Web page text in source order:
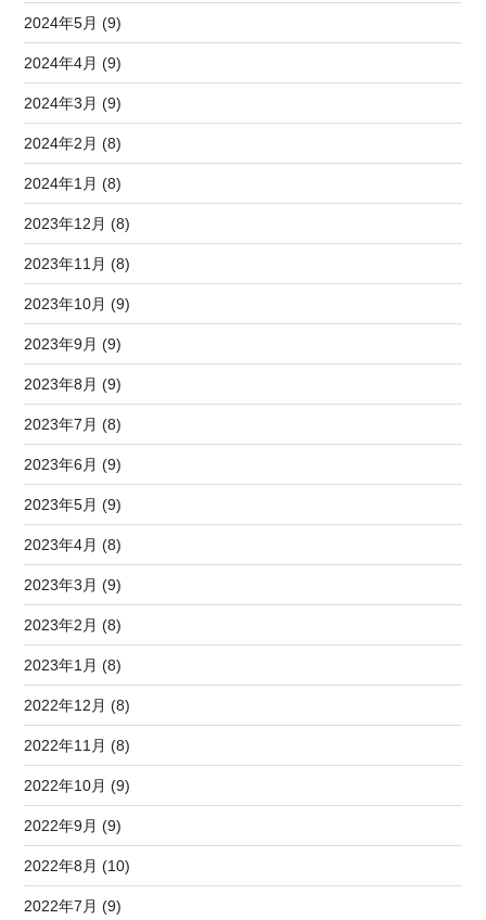
2024年5月 (9)
2024年4月 (9)
2024年3月 (9)
2024年2月 (8)
2024年1月 (8)
2023年12月 (8)
2023年11月 (8)
2023年10月 (9)
2023年9月 (9)
2023年8月 (9)
2023年7月 (8)
2023年6月 (9)
2023年5月 (9)
2023年4月 (8)
2023年3月 (9)
2023年2月 (8)
2023年1月 (8)
2022年12月 (8)
2022年11月 (8)
2022年10月 (9)
2022年9月 (9)
2022年8月 (10)
2022年7月 (9)